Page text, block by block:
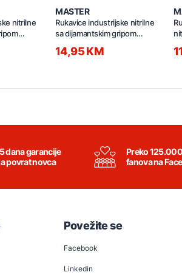
nitrilne
MASTER
Rukavice industrijske nitrilne
sa dijamantskim gripom
100/1 M X3000 crne
14,95 KM
dana garancije
povrat novca
Preko 125.000
fanova na
Povežite se
Facebook
Linkedin